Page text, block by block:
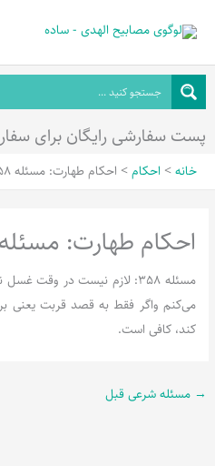
محتوا
پست سفارشی رایگان برای سفارشات
خانه احکام احکام طهارت: مسئله 358
احکام طهارت: مسئله 358
مسئله 358: لازم نیست در
می‌کنم واگر فقط به قصد قربت یعنی
کند، کافی است.
→ مسئله شرعی قبل